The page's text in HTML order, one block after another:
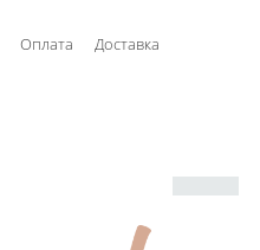
Оплата Доставка